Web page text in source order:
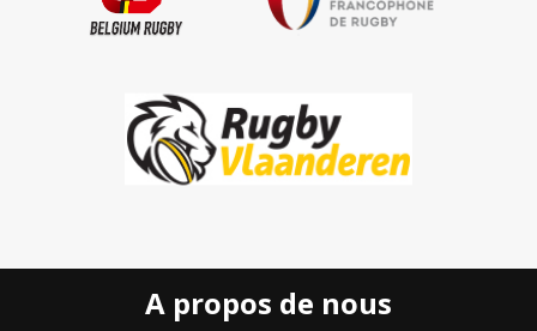
A propos de nous